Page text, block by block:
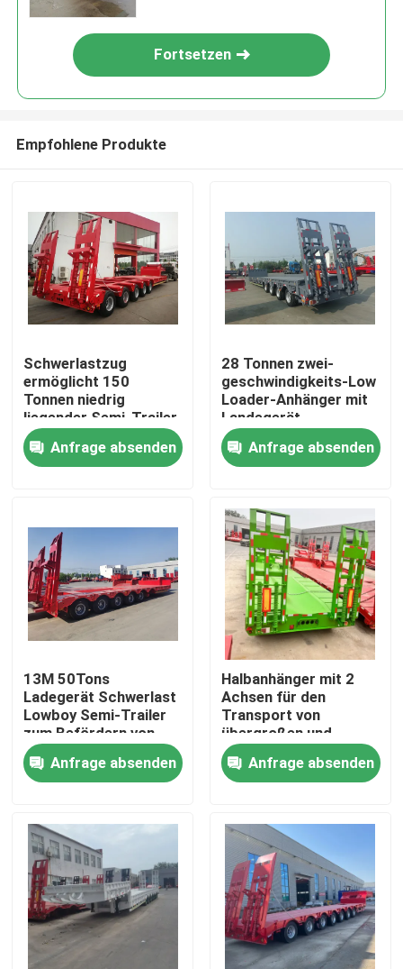
Haus
Videos
Über uns
Fabrik-Ausflug
Qualitätskontrolle
Kontakt US
Fordern Sie ein Zitat
Gebrauchte Muldenkipper
Verwendete Tipper Trucks
Fortsetzen
Empfohlene Produkte
Schwerlastzug
ermöglicht 150
Tonnen niedrig
liegender Semi-Trailer
Q345B mit T700-
Stahl-Hauptbalken
Anfrage absenden
28 Tonnen zwei-
geschwindigkeits-Low
Loader-Anhänger mit
Landegerät
12500*3000*1750mm
Anfrage absenden
13M 50Tons
Ladegerät Schwerlast
Lowboy Semi-Trailer
zum Befördern von
Baggern Gänsehals 3
Achsen Niederbett
Anfrage absenden
Halbanhänger mit 2
Achsen für den
Transport von
übergroßen und
schweren Gütern
Anfrage absenden